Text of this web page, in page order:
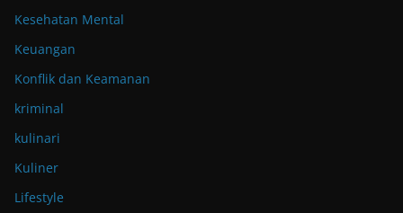
Kesehatan Mental
Keuangan
Konflik dan Keamanan
kriminal
kulinari
Kuliner
Lifestyle